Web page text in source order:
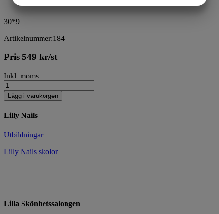
30*9
Artikelnummer:184
Pris 549 kr/st
Inkl. moms
Lägg i varukorgen
Lilly Nails
Utbildningar
Lilly Nails skolor
Lilla Skönhetssalongen